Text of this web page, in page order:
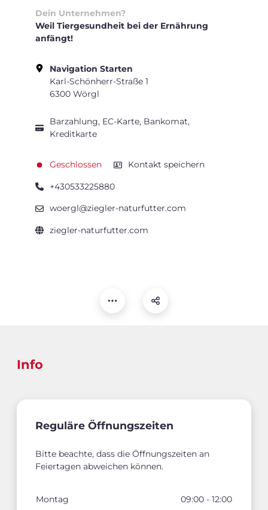
Dein Unternehmen?
Weil Tiergesundheit bei der Ernährung
anfängt!
Navigation Starten
Karl-Schönherr-Straße 1
6300 Wörgl
Barzahlung, EC-Karte, Bankomat,
Kreditkarte
Geschlossen Kontakt speichern
+430533225880
woergl@ziegler-naturfutter.com
ziegler-naturfutter.com
Info
Reguläre Öffnungszeiten
Bitte beachte, dass die Öffnungszeiten an
Feiertagen abweichen können.
Montag
09:00 - 12:00